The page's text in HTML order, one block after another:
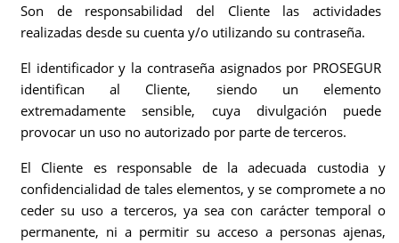
Son de responsabilidad del Cliente las actividades
realizadas desde su cuenta y/o utilizando su contraseña.
El identificador y la contraseña asignados por PROSEGUR
identifican al Cliente, siendo un elemento
extremadamente sensible, cuya divulgación puede
provocar un uso no autorizado por parte de terceros.
El Cliente es responsable de la adecuada custodia y
confidencialidad de tales elementos, y se compromete a no
ceder su uso a terceros, ya sea con carácter temporal o
permanente, ni a permitir su acceso a personas ajenas,